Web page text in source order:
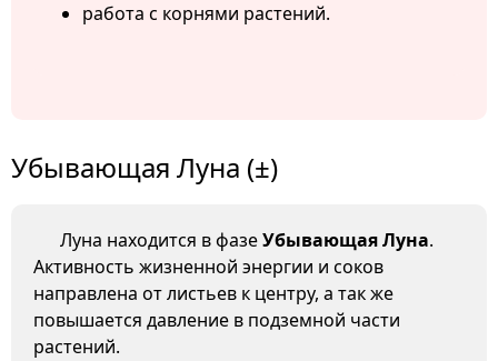
работа с корнями растений.
Убывающая Луна (±)
Луна находится в фазеУбывающая Луна.
Активность жизненной энергии и соков
направлена от листьев к центру, а так же
повышается давление в подземной части
растений.